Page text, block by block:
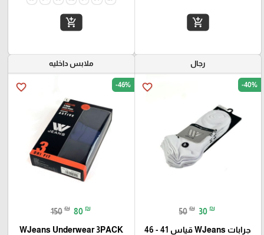
add_shopping_cart
add_shopping_cart
رجال
favorite_border -40%
50 ₪ 30 ₪
جرابات WJeans قياس 41 - 46
ملابس داخليه
favorite_border -46%
150 ₪ 80 ₪
WJeans Underwear 3PACK